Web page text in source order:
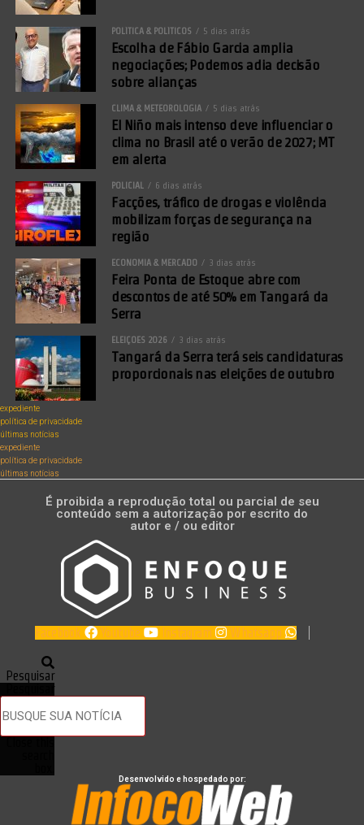
POLÍTICA & POLÍTICOS 5 dias atrás
Escolha de Fábio Garcia amplia
negociações; Podemos adia decisão
sobre alianças
CLIMA & METEOROLOGIA 5 dias atrás
El Niño mais intenso deve influenciar o
clima no Brasil até o verão de 2027; MT
em alerta
POLICIAL 6 dias atrás
Facções, tráfico de drogas e violência
mobilizam forças de segurança na
região
ECONOMIA & MERCADO 3 dias atrás
Feira Ponta de Estoque abre com
descontos de até 50% em Tangará da
Serra
ELEIÇÕES 2026 3 dias atrás
Tangará da Serra terá seis candidaturas
proporcionais nas eleições de outubro
expediente
política de privacidade
últimas notícias
expediente
política de privacidade
últimas notícias
É proibida a reprodução total ou parcial de seu
conteúdo sem a autorização por escrito do
autor e / ou editor
Facebook Youtube Instagram Whatsapp
Pesquisar
Pesquisar
Desenvolvido e hospedado por: